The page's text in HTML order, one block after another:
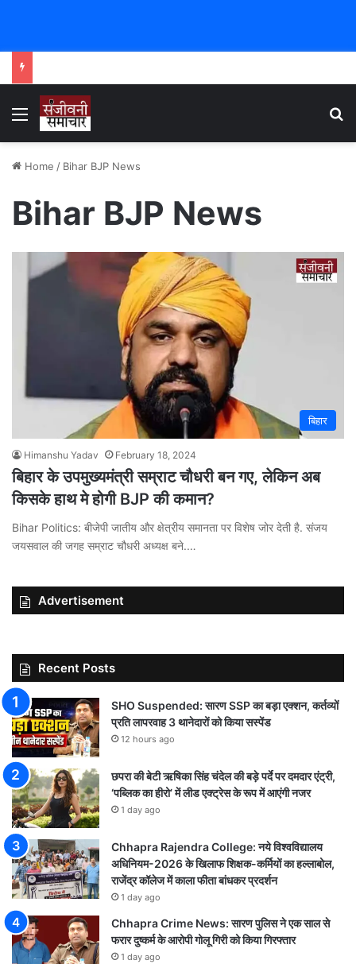
Menu
Home / Bihar BJP News
Bihar BJP News
बिहार
Himanshu Yadav February 18, 2024
बिहार के उपमुख्यमंत्री सम्राट चौधरी बन गए, लेकिन अब
किसके हाथ मे होगी BJP की कमान?
Bihar Politics: बीजेपी जातीय और क्षेत्रीय समानता पर विशेष जोर देती है. संजय
जयसवाल की जगह सम्राट चौधरी अध्यक्ष बने.…
Advertisement
Recent Posts
SHO Suspended: सारण SSP का बड़ा एक्शन, कर्तव्यों
प्रति लापरवाह 3 थानेदारों को किया सस्पेंड
12 hours ago
छपरा की बेटी ऋषिका सिंह चंदेल की बड़े पर्दे पर दमदार एंट्री,
‘पब्लिक का हीरो’ में लीड एक्ट्रेस के रूप में आएंगी नजर
1 day ago
Chhapra Rajendra College: नये विश्वविद्यालय
अधिनियम-2026 के खिलाफ शिक्षक-कर्मियों का हल्लाबोल,
राजेंद्र कॉलेज में काला फीता बांधकर प्रदर्शन
1 day ago
Chhapra Crime News: सारण पुलिस ने एक साल से
फरार दुष्कर्म के आरोपी गोलू गिरी को किया गिरफ्तार
1 day ago